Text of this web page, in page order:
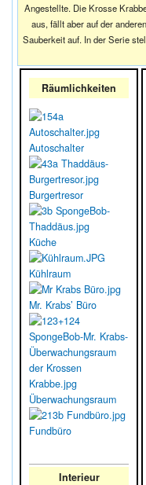
Angestellte. Die Krosse
aus, fällt aber auf der
Sauberkeit auf. In der Serie
Räumlichkeiten
Autoschalter
Burgertresor
Küche
Kühlraum
Mr. Krabs’ Büro
Überwachungsraum
Fundbüro
Interieur